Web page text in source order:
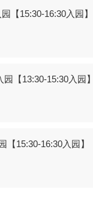
【15:30-16:30入园】
【13:30-15:30入园】
15:30-16:30入园】